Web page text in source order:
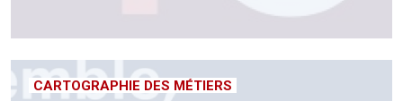
CARTOGRAPHIE DES MÉTIERS